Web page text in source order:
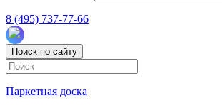
8 (495) 737-77-66
Поиск по сайту
Паркетная доска